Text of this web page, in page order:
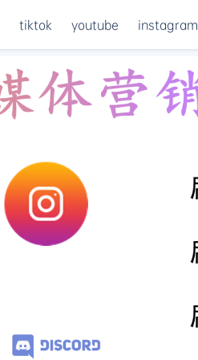
tiktok youtube instagram